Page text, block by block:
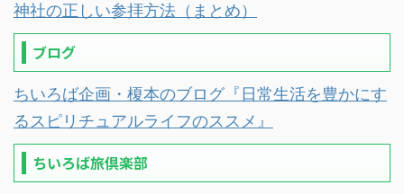
神社の正しい参拝方法（まとめ）
ブログ
ちいろば企画・榎本のブログ『日常生活を豊かにす
るスピリチュアルライフのススメ』
ちいろば旅倶楽部